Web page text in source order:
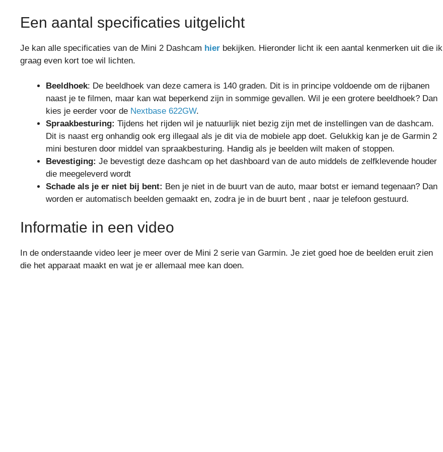
Een aantal specificaties uitgelicht
Je kan alle specificaties van de Mini 2 Dashcam hier bekijken. Hieronder licht ik een aantal kenmerken uit die ik
graag even kort toe wil lichten.
Beeldhoek: De beeldhoek van deze camera is 140 graden. Dit is in principe voldoende om de rijbanen
naast je te filmen, maar kan wat beperkend zijn in sommige gevallen. Wil je een grotere beeldhoek? Dan
kies je eerder voor de Nextbase 622GW.
Spraakbesturing: Tijdens het rijden wil je natuurlijk niet bezig zijn met de instellingen van de dashcam.
Dit is naast erg onhandig ook erg illegaal als je dit via de mobiele app doet. Gelukkig kan je de Garmin 2
mini besturen door middel van spraakbesturing. Handig als je beelden wilt maken of stoppen.
Bevestiging: Je bevestigt deze dashcam op het dashboard van de auto middels de zelfklevende houder
die meegeleverd wordt
Schade als je er niet bij bent: Ben je niet in de buurt van de auto, maar botst er iemand tegenaan? Dan
worden er automatisch beelden gemaakt en, zodra je in de buurt bent , naar je telefoon gestuurd.
Informatie in een video
In de onderstaande video leer je meer over de Mini 2 serie van Garmin. Je ziet goed hoe de beelden eruit zien
die het apparaat maakt en wat je er allemaal mee kan doen.